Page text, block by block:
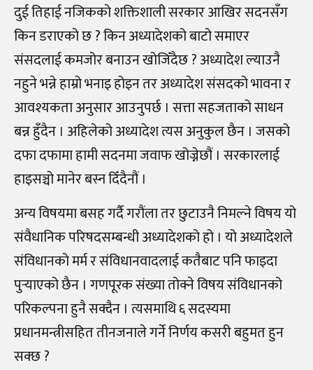
दुई तिहाई नजिकको शक्तिशाली सरकार आखिर सदनसँग
किन डराएको छ ? किन अध्यादेशको बाटो समाएर
संसदलाई कमजोर बनाउन खोजिँदैछ ? अध्यादेश ल्याउनै
नहुने भन्ने हाम्रो भनाइ होइन तर अध्यादेश संसदको भावना र
आवश्यकता अनुसार आउनुपर्छ । सत्ता सहजताको साधन
बन्न हुँदैन । अहिलेको अध्यादेश त्यस अनुकुल छैन । जसको
दफा दफामा हामी सदनमा जवाफ खोज्नेछौं । सरकारलाई
हाइसञ्चो मानेर बस्न दिँदैनौं ।
अन्य विषयमा बसह गर्दै गरौंला तर छुटाउनै निमल्ने विषय यो
संवैधानिक परिषदसम्बन्धी अध्यादेशको हो । यो अध्यादेशले
संविधानको मर्म र संविधानवादलाई कतैबाट पनि फाइदा
पुर्‍याएको छैन । गणपूरक संख्या तोक्ने विषय संविधानको
परिकल्पना हुनै सक्दैन । त्यसमाथि ६ सदस्यमा
प्रधानमन्त्रीसहित तीनजनाले गर्ने निर्णय कसरी बहुमत हुन
सक्छ ?